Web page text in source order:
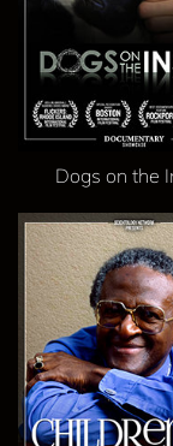
Dogs on the